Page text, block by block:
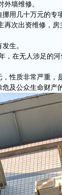
墙维修。
用几十万元的专
次出资维修，
生。
，在无人涉足的
性质非常严重，
及公众生命财产